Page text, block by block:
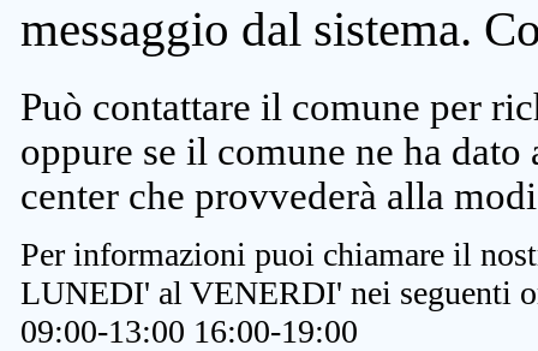
messaggio dal sistema.
Può contattare il comune per
oppure se il comune ne ha
center che provvederà alla
Per informazioni puoi chiamare il
LUNEDI' al VENERDI' nei seguenti
09:00-13:00 16:00-19:00